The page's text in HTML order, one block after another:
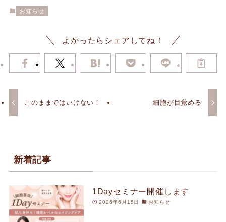
お知らせ
よかったらシェアしてね！
このままではいけない！ 細胞が目覚める
新着記事
1Dayセミナー開催します
2026年6月15日 お知らせ